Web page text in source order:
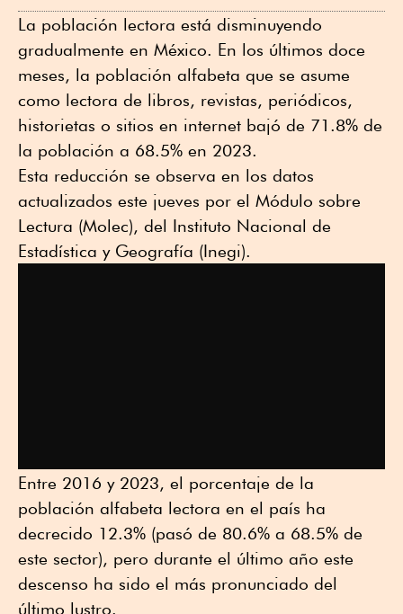
La población lectora está disminuyendo
gradualmente en México. En los últimos doce
meses, la población alfabeta que se asume
como lectora de libros, revistas, periódicos,
historietas o sitios en internet bajó de 71.8% de
la población a 68.5% en 2023.
Esta reducción se observa en los datos
actualizados este jueves por el Módulo sobre
Lectura (Molec), del Instituto Nacional de
Estadística y Geografía (Inegi).
Entre 2016 y 2023, el porcentaje de la
población alfabeta lectora en el país ha
decrecido 12.3% (pasó de 80.6% a 68.5% de
este sector), pero durante el último año este
descenso ha sido el más pronunciado del
último lustro.